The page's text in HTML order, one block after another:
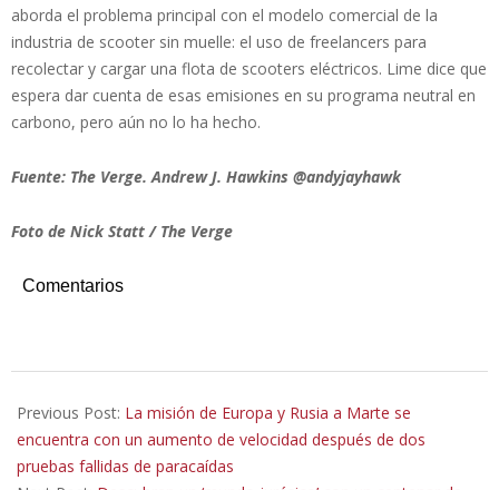
aborda el problema principal con el modelo comercial de la
industria de scooter sin muelle: el uso de freelancers para
recolectar y cargar una flota de scooters eléctricos. Lime dice que
espera dar cuenta de esas emisiones en su programa neutral en
carbono, pero aún no lo ha hecho.
Fuente: The Verge. Andrew J. Hawkins @andyjayhawk
Foto de Nick Statt / The Verge
Comentarios
08-
13
Previous Post: La misión de Europa y Rusia a Marte se
encuentra con un aumento de velocidad después de dos
pruebas fallidas de paracaídas